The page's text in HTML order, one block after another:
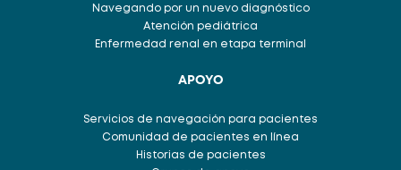
Navegando por un nuevo diagnóstico
Atención pediátrica
Enfermedad renal en etapa terminal
APOYO
Servicios de navegación para pacientes
Comunidad de pacientes en línea
Historias de pacientes